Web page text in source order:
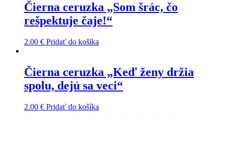
Čierna ceruzka „Som šrác, čo
rešpektuje čaje!“
2.00 € Pridať do košíka
Čierna ceruzka „Keď ženy držia
spolu, dejú sa veci“
2.00 € Pridať do košíka